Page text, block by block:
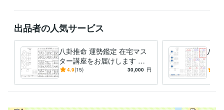
出品者の人気サービス
八卦推命 運勢鑑定 在宅マス
ター講座をお届けします 初
心者でも簡単！全く新しい運
す。
4.9(15) 30,000 円
八卦
心者